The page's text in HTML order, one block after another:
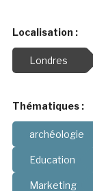
Localisation :
Londres
Thématiques :
archéologie
Education
Marketing